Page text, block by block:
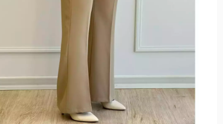
پنبه دورس تو کرک
پلیسه
جین کشی